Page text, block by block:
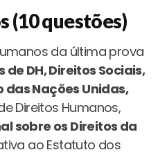
(10 questões)
da última prova
DH, Direitos Sociais,
Nações Unidas,
Direitos Humanos,
sobre os Direitos da
ao Estatuto dos